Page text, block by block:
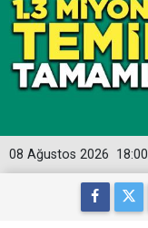
18:00
08 Ağustos 2026